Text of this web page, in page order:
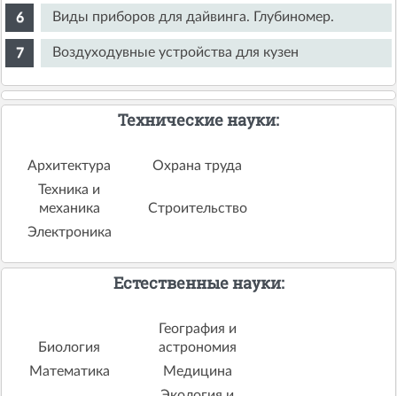
Виды приборов для дайвинга. Глубиномер.
Воздуходувные устройства для кузен
Технические науки:
Архитектура
Охрана труда
Техника и
механика
Строительство
Электроника
Естественные науки:
Биология
География и
астрономия
Математика
Медицина